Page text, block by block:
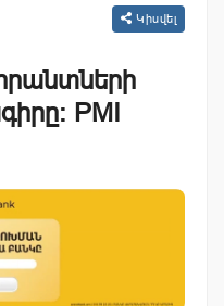
Կիսվել
PMI